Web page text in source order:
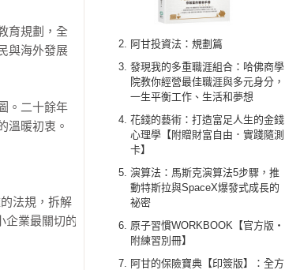
阿甘投資法：規劃篇
發現我的多重職涯組合：哈佛商學
院教你經營最佳職涯與多元身分，
一生平衡工作、生活和夢想
花錢的藝術：打造富足人生的金錢
心理學【附贈財富自由．實踐隨測
卡】
演算法：馬斯克演算法5步驟，推
動特斯拉與SpaceX爆發式成長的
祕密
原子習慣WORKBOOK【官方版‧
附練習別冊】
阿甘的保險寶典【印簽版】：全方
育規劃，全
與海外發展
。二十餘年
溫暖初衷。
法規，拆解
企業最關切的